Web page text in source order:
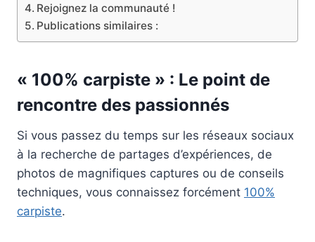
Rejoignez la communauté !
Publications similaires :
« 100% carpiste » : Le point de
rencontre des passionnés
Si vous passez du temps sur les réseaux sociaux
à la recherche de partages d’expériences, de
photos de magnifiques captures ou de conseils
techniques, vous connaissez forcément 100%
carpiste.